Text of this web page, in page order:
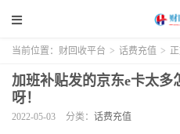
当前位置： 财回收平台 > 话费充值 >
加班补贴发的京东e卡太
呀！
2022-05-03 分类： 话费充值